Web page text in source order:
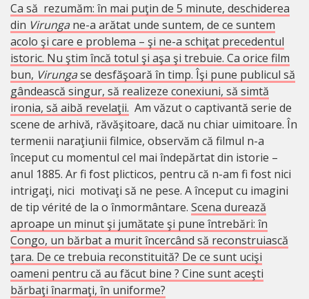
Ca să rezumăm: în mai puţin de 5 minute, deschiderea
din Virunga ne-a arătat unde suntem, de ce suntem
acolo şi care e problema – şi ne-a schiţat precedentul
istoric. Nu ştim încă totul şi aşa şi trebuie. Ca orice film
bun, Virungase desfăşoară în timp. Îşi pune publicul să
gândească singur, să realizeze conexiuni, să simtă
ironia, să aibă revelaţii. Am văzut o captivantă serie de
scene de arhivă, răvăşitoare, dacă nu chiar uimitoare. În
termenii naraţiunii filmice, observăm că filmul n-a
început cu momentul cel mai îndepărtat din istorie –
anul 1885. Ar fi fost plicticos, pentru că n-am fi fost nici
intrigaţi, nici motivaţi să ne pese. A început cu imagini
de tip vérité de la o înmormântare. Scena durează
aproape un minut şi jumătate şi pune întrebări: în
Congo, un bărbat a murit încercând să reconstruiască
ţara. De ce trebuia reconstituită? De ce sunt ucişi
oameni pentru că au făcut bine ? Cine sunt aceşti
bărbaţi înarmaţi, în uniforme?